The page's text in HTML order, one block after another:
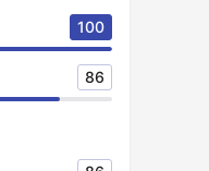
100
86